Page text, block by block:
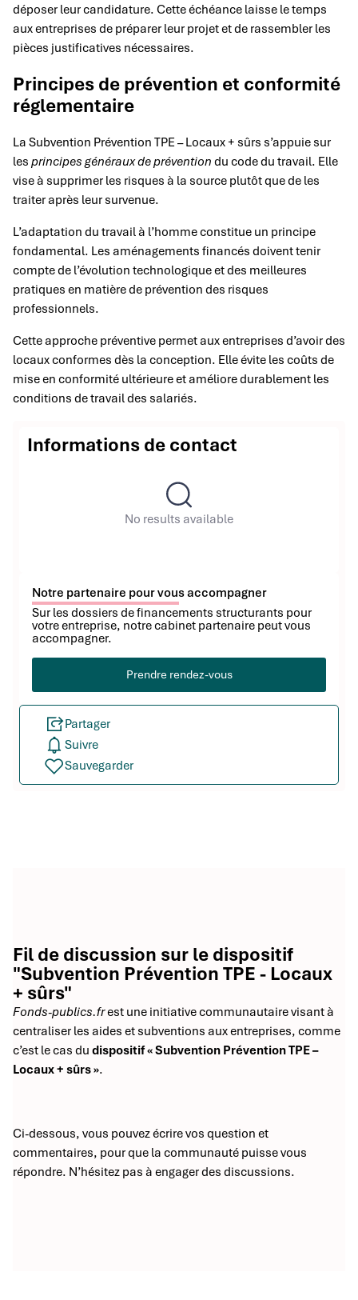
déposer leur candidature. Cette échéance laisse le temps
aux entreprises de préparer leur projet et de rassembler les
pièces justificatives nécessaires.
Principes de prévention et conformité
réglementaire
La Subvention Prévention TPE – Locaux + sûrs s’appuie sur
les principes généraux de prévention du code du travail. Elle
vise à supprimer les risques à la source plutôt que de les
traiter après leur survenue.
L’adaptation du travail à l’homme constitue un principe
fondamental. Les aménagements financés doivent tenir
compte de l’évolution technologique et des meilleures
pratiques en matière de prévention des risques
professionnels.
Cette approche préventive permet aux entreprises d’avoir des
locaux conformes dès la conception. Elle évite les coûts de
mise en conformité ultérieure et améliore durablement les
conditions de travail des salariés.
Informations de contact
No results available
Notre partenaire pour vous accompagner
Sur les dossiers de financements structurants pour
votre entreprise, notre cabinet partenaire peut vous
accompagner.
Prendre rendez-vous
Partager
Suivre
Sauvegarder
Fil de discussion sur le dispositif
"Subvention Prévention TPE - Locaux
+ sûrs"
Fonds-publics.frest une initiative communautaire visant à
centraliser les aides et subventions aux entreprises, comme
c’est le cas du dispositif « Subvention Prévention TPE –
Locaux + sûrs ».
Ci-dessous, vous pouvez écrire vos question et
commentaires, pour que la communauté puisse vous
répondre. N’hésitez pas à engager des discussions.